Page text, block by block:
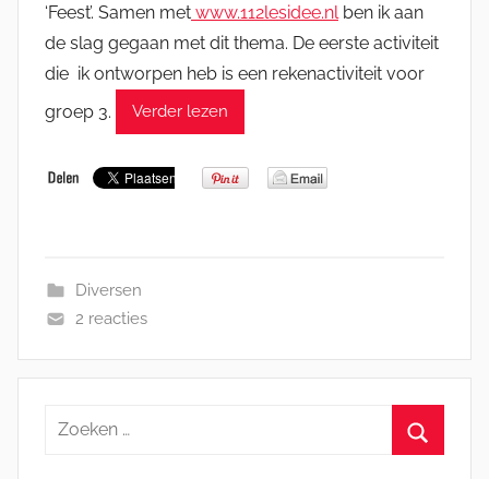
‘Feest’. Samen met www.112lesidee.nlben ik aan
de slag gegaan met dit thema. De eerste activiteit
die ik ontworpen heb is een rekenactiviteit voor
groep 3.
Verder lezen
Diversen
2 reacties
Zoeken